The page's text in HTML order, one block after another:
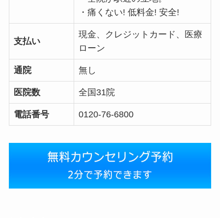
・痛くない! 低料金! 安全!
支払い
現金、クレジットカード、医療
ローン
通院 無し
医院数 全国31院
電話番号 0120-76-6800